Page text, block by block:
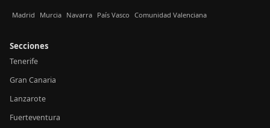
Madrid Murcia Navarra País Vasco Comunidad Valenciana
Secciones
Tenerife
Gran Canaria
Lanzarote
Fuerteventura